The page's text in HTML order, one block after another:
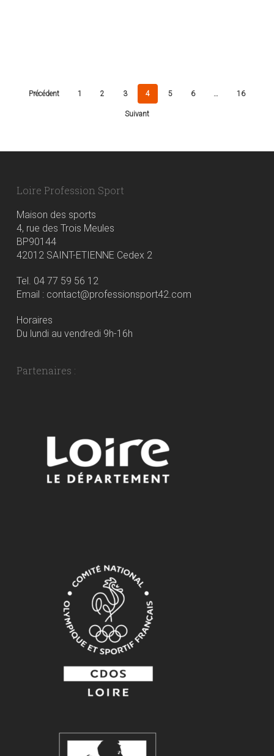
Précédent 1 2 3 4 5 6 … 16
Suivant
Loire Profession Sport
Maison des sports
4, rue des Trois Meules
BP90144
42012 SAINT-ETIENNE Cedex 2
Tel. 04 77 59 56 12
Email : contact@professionsport42.com
Horaires
Du lundi au vendredi 9h-16h
Partenaires :